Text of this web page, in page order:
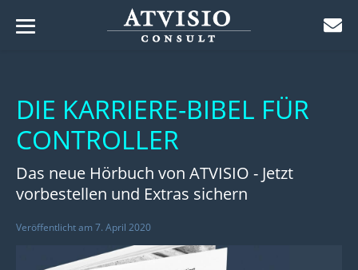
springen
DIE KARRIERE-BIBEL FÜR
CONTROLLER
Das neue Hörbuch von ATVISIO - Jetzt
vorbestellen und Extras sichern
Veröffentlicht am 7. April 2020